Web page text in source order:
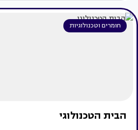
חומרים וטכנולוגיות
הבית הטכנולוגי